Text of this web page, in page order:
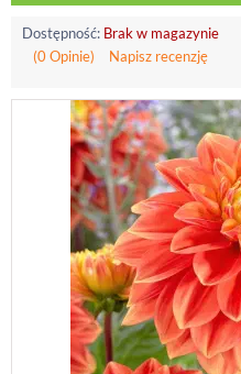
Dostępność: Brak w magazynie
(0 Opinie)
Napisz recenzję